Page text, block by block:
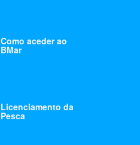
Como aceder ao
BMar
Licenciamento da
Pesca